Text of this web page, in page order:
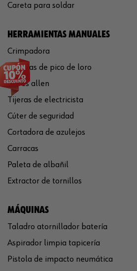
Careta para soldar
HERRAMIENTAS MANUALES
Crimpadora
Tenazas de pico de loro
Llaves allen
Tijeras de electricista
Cúter de seguridad
Cortadora de azulejos
Carracas
Paleta de albañil
Extractor de tornillos
MÁQUINAS
Taladro atornillador batería
Aspirador limpia tapicería
Pistola de impacto neumática